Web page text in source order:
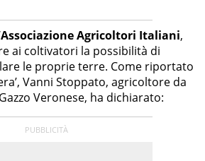
Associazione Agricoltori Italiani,
ai coltivatori la possibilità di
le proprie terre. Come riportato
Vanni Stoppato, agricoltore da
Veronese, ha dichiarato: